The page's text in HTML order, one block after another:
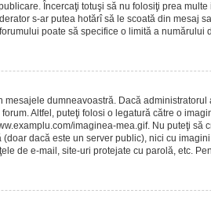
Încercaţi totuşi să nu folosiţi prea
s-ar putea hotărî să le scoată din mesaj
poate să specifice o limită a numărului
mesajele dumneavoastră. Dacă
Altfel, puteţi folosi o legatură către o
imaginea-mea.gif. Nu puteţi să
dacă este un server public), nici cu
de e-mail, site-uri protejate cu parolă, etc.